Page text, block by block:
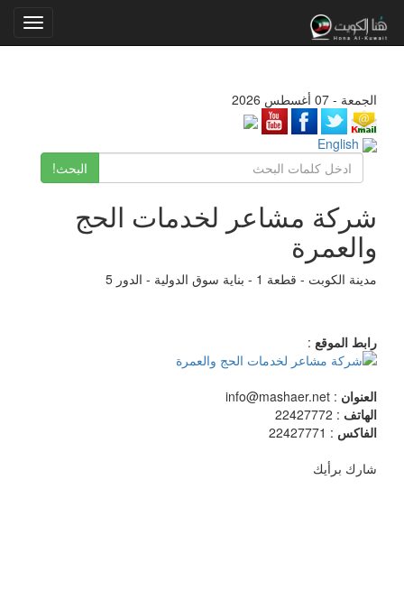
الجمعة - 07 أغسطس 2026
البحث!
شركة مشاعر لخدمات الحج
والعمرة
مدينة الكوبت - قطعة 1 - بناية سوق الدولية - الدور 5
رابط الموقع :
العنوان : info@mashaer.net
الهاتف : 22427772
الفاكس : 22427771
شارك برأيك